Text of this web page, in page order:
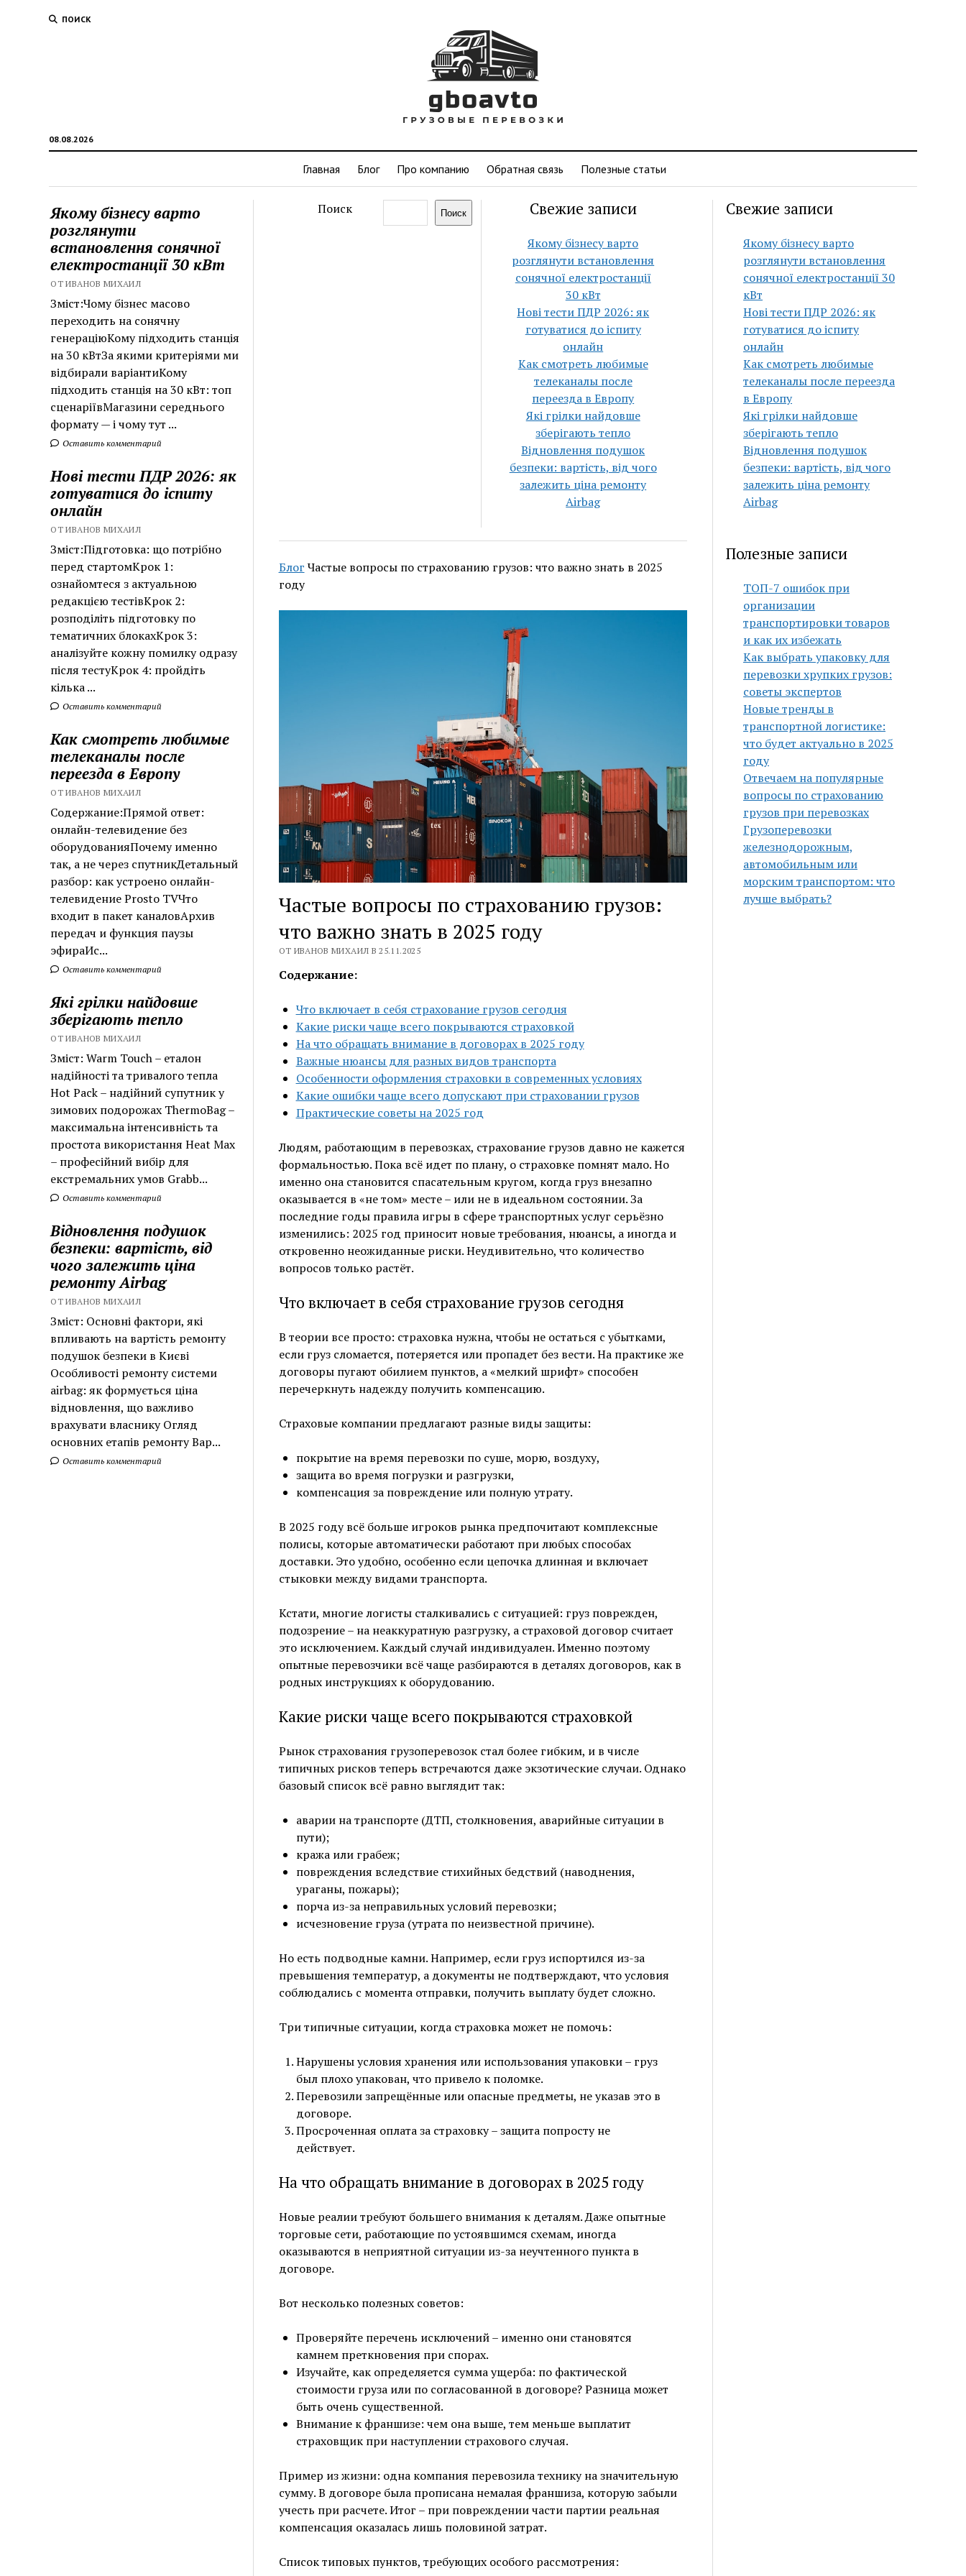
ПОИСК
08.08.2026
Главная Блог Про компанию Обратная связь Полезные статьи
Якому бізнесу варто
розглянути
встановлення сонячної
електростанції 30 кВт
ОТ ИВАНОВ МИХАИЛ
Зміст:Чому бізнес масово
переходить на сонячну
генераціюКому підходить станція
на 30 кВтЗа якими критеріями ми
відбирали варіантиКому
підходить станція на 30 кВт: топ
сценаріївМагазини середнього
формату — і чому тут ...
Оставить комментарий
Нові тести ПДР 2026: як
готуватися до іспиту
онлайн
ОТ ИВАНОВ МИХАИЛ
Зміст:Підготовка: що потрібно
перед стартомКрок 1:
ознайомтеся з актуальною
редакцією тестівКрок 2:
розподіліть підготовку по
тематичних блокахКрок 3:
аналізуйте кожну помилку одразу
після тестуКрок 4: пройдіть
кілька ...
Оставить комментарий
Как смотреть любимые
телеканалы после
переезда в Европу
ОТ ИВАНОВ МИХАИЛ
Содержание:Прямой ответ:
онлайн-телевидение без
оборудованияПочему именно
так, а не через спутникДетальный
разбор: как устроено онлайн-
телевидение Prosto TVЧто
входит в пакет каналовАрхив
передач и функция паузы
эфираИс...
Оставить комментарий
Які грілки найдовше
зберігають тепло
ОТ ИВАНОВ МИХАИЛ
Зміст: Warm Touch – еталон
надійності та тривалого тепла
Hot Pack – надійний супутник у
зимових подорожах ThermoBag –
максимальна інтенсивність та
простота використання Heat Max
– професійний вибір для
екстремальних умов Grabb...
Оставить комментарий
Відновлення подушок
безпеки: вартість, від
чого залежить ціна
ремонту Airbag
ОТ ИВАНОВ МИХАИЛ
Зміст: Основні фактори, які
впливають на вартість ремонту
подушок безпеки в Києві
Особливості ремонту системи
airbag: як формується ціна
відновлення, що важливо
врахувати власнику Огляд
основних етапів ремонту Вар...
Оставить комментарий
Поиск Поиск Свежие записи
Якому бізнесу варто
розглянути встановлення
сонячної електростанції
30 кВт
Нові тести ПДР 2026: як
готуватися до іспиту
онлайн
Как смотреть любимые
телеканалы после
переезда в Европу
Які грілки найдовше
зберігають тепло
Відновлення подушок
безпеки: вартість, від чого
залежить ціна ремонту
Airbag
Блог Частые вопросы по страхованию грузов: что важно знать в 2025
году
Частые вопросы по страхованию грузов:
что важно знать в 2025 году
ОТ ИВАНОВ МИХАИЛ В 25.11.2025
Содержание:
Что включает в себя страхование грузов сегодня
Какие риски чаще всего покрываются страховкой
На что обращать внимание в договорах в 2025 году
Важные нюансы для разных видов транспорта
Особенности оформления страховки в современных условиях
Какие ошибки чаще всего допускают при страховании грузов
Практические советы на 2025 год
Людям, работающим в перевозках, страхование грузов давно не кажется
формальностью. Пока всё идет по плану, о страховке помнят мало. Но
именно она становится спасательным кругом, когда груз внезапно
оказывается в «не том» месте – или не в идеальном состоянии. За
последние годы правила игры в сфере транспортных услуг серьёзно
изменились: 2025 год приносит новые требования, нюансы, а иногда и
откровенно неожиданные риски. Неудивительно, что количество
вопросов только растёт.
Что включает в себя страхование грузов сегодня
В теории все просто: страховка нужна, чтобы не остаться с убытками,
если груз сломается, потеряется или пропадет без вести. На практике же
договоры пугают обилием пунктов, а «мелкий шрифт» способен
перечеркнуть надежду получить компенсацию.
Страховые компании предлагают разные виды защиты:
покрытие на время перевозки по суше, морю, воздуху,
защита во время погрузки и разгрузки,
компенсация за повреждение или полную утрату.
В 2025 году всё больше игроков рынка предпочитают комплексные
полисы, которые автоматически работают при любых способах
доставки. Это удобно, особенно если цепочка длинная и включает
стыковки между видами транспорта.
Кстати, многие логисты сталкивались с ситуацией: груз поврежден,
подозрение – на неаккуратную разгрузку, а страховой договор считает
это исключением. Каждый случай индивидуален. Именно поэтому
опытные перевозчики всё чаще разбираются в деталях договоров, как в
родных инструкциях к оборудованию.
Какие риски чаще всего покрываются страховкой
Рынок страхования грузоперевозок стал более гибким, и в числе
типичных рисков теперь встречаются даже экзотические случаи. Однако
базовый список всё равно выглядит так:
аварии на транспорте (ДТП, столкновения, аварийные ситуации в
пути);
кража или грабеж;
повреждения вследствие стихийных бедствий (наводнения,
ураганы, пожары);
порча из-за неправильных условий перевозки;
исчезновение груза (утрата по неизвестной причине).
Но есть подводные камни. Например, если груз испортился из-за
превышения температур, а документы не подтверждают, что условия
соблюдались с момента отправки, получить выплату будет сложно.
Три типичные ситуации, когда страховка может не помочь:
Нарушены условия хранения или использования упаковки – груз
был плохо упакован, что привело к поломке.
Перевозили запрещённые или опасные предметы, не указав это в
договоре.
Просроченная оплата за страховку – защита попросту не
действует.
На что обращать внимание в договорах в 2025 году
Новые реалии требуют большего внимания к деталям. Даже опытные
торговые сети, работающие по устоявшимся схемам, иногда
оказываются в неприятной ситуации из-за неучтенного пункта в
договоре.
Вот несколько полезных советов:
Проверяйте перечень исключений – именно они становятся
камнем преткновения при спорах.
Изучайте, как определяется сумма ущерба: по фактической
стоимости груза или по согласованной в договоре? Разница может
быть очень существенной.
Внимание к франшизе: чем она выше, тем меньше выплатит
страховщик при наступлении страхового случая.
Пример из жизни: одна компания перевозила технику на значительную
сумму. В договоре была прописана немалая франшиза, которую забыли
учесть при расчете. Итог – при повреждении части партии реальная
компенсация оказалась лишь половиной затрат.
Список типовых пунктов, требующих особого рассмотрения:
Свежие записи
Якому бізнесу варто
розглянути встановлення
сонячної електростанції 30
кВт
Нові тести ПДР 2026: як
готуватися до іспиту
онлайн
Как смотреть любимые
телеканалы после переезда
в Европу
Які грілки найдовше
зберігають тепло
Відновлення подушок
безпеки: вартість, від чого
залежить ціна ремонту
Airbag
Полезные записи
ТОП-7 ошибок при
организации
транспортировки товаров
и как их избежать
Как выбрать упаковку для
перевозки хрупких грузов:
советы экспертов
Новые тренды в
транспортной логистике:
что будет актуально в 2025
году
Отвечаем на популярные
вопросы по страхованию
грузов при перевозках
Грузоперевозки
железнодорожным,
автомобильным или
морским транспортом: что
лучше выбрать?